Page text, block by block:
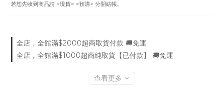
若想先收到商品請 <現貨> <預購> 分開結帳。
全店，全館滿$2000超商取貨付款 🚚免運
全店，全館滿$1000超商純取貨【已付款】 🚚免運
查看更多